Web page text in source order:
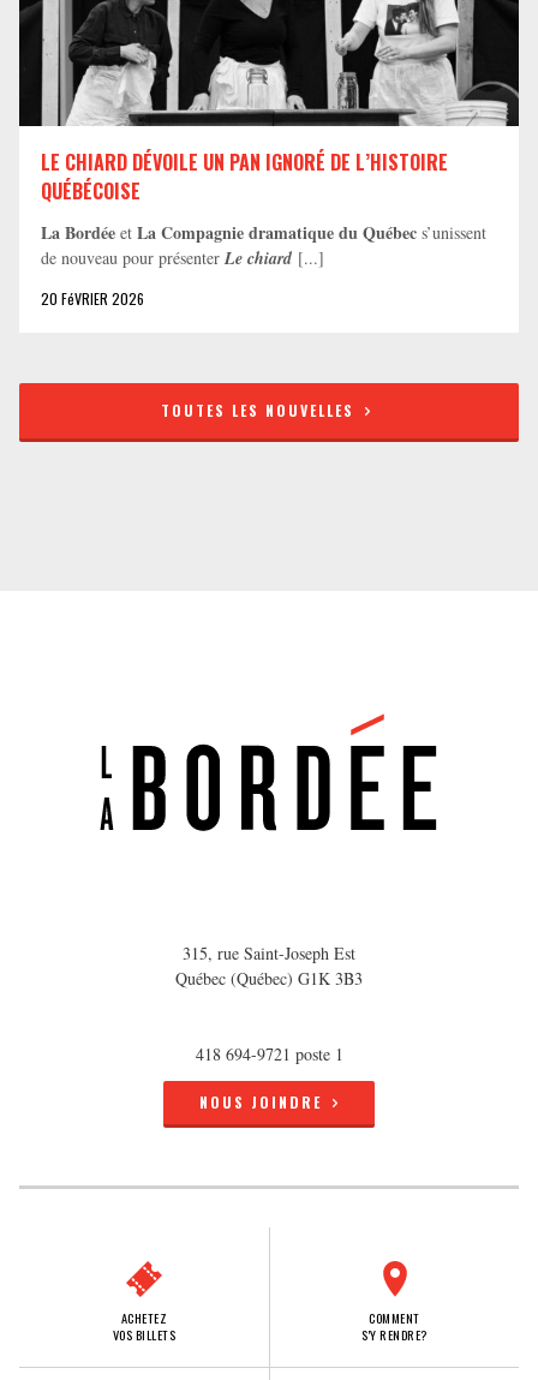
LE CHIARD DÉVOILE UN PAN IGNORÉ DE L’HISTOIRE
QUÉBÉCOISE
La Bordée et La Compagnie dramatique du Québec s’unissent
de nouveau pour présenter Le chiard [...]
20 FéVRIER 2026
TOUTES LES NOUVELLES
315, rue Saint-Joseph Est
Québec (Québec) G1K 3B3
418 694-9721 poste 1
NOUS JOINDRE
ACHETEZ
VOS BILLETS
COMMENT
S'Y RENDRE?